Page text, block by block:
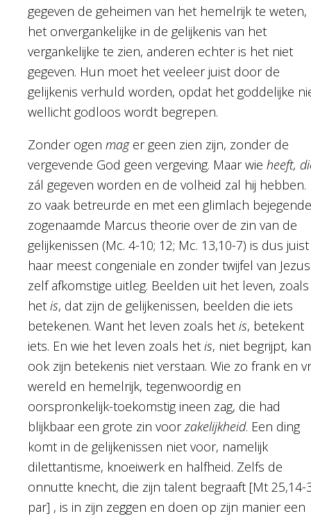
gegeven de geheimen van het hemelrijk te weten,
het onvergankelijke in de gelijkenis van het
vergankelijke te zien, anderen echter is het niet
gegeven. Hun moet het veeleer juist door de
gelijkenis verhuld worden, opdat het goddelijke
wellicht godloos wordt begrepen.
Zonder ogen mager geen zien zijn, zonder de
vergevende God geen vergeving. Maar wie heeft,
zál gegeven worden en de volheid zal hij hebben.
zo vaak betreurde en met een glimlach bejegende
zogenaamde Marcus theorie over de zin van de
gelijkenissen (Mc. 4-10; 12; Mc. 13,10-7) is dus juist
haar meest congeniale en zonder twijfel van Jezus
zelf afkomstige uitleg. Beelden uit het leven, zoals
het is, dat zijn de gelijkenissen, beelden die iets
betekenen. Want het leven zoals het is, betekent
iets. En wie het leven zoals het is, niet begrijpt, kan
ook zijn betekenis niet verstaan. Wie zo frank en
wereld en hemelrijk, tegenwoordig en
oorspronkelijk-toekomstig ineen zag, die had
blijkbaar een grote zin voorzakelijkheid. Een ding
komt in de gelijkenissen niet voor, namelijk
dilettantisme, knoeiwerk en halfheid. Zelfs de
onnutte knecht, die zijn talent begraaft [Mt 25,14-
par] , is in zijn zeggen en doen op zijn manier een